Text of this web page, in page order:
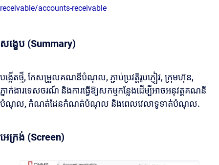
receivable/accounts-receivable
សង្ខេប (Summary)
បង្កើតថ្មី, កែសម្រួលគណនីបំណុល, ភ្ជាប់ប្រវត្តិរូបភ្ញៀវ, ក្រុមហ៊ុន,
ភ្នាក់ងារទេសចរណ៍ និងការធ្វើឱ្យសកម្មកន្លែងដើម្បីអាចអនុវត្តគណនី
បំណុល, កំណត់ដែនកំណត់បំណុល និងពេលវេលាទូទាត់បំណុល.
អេក្រង់ (Screen)